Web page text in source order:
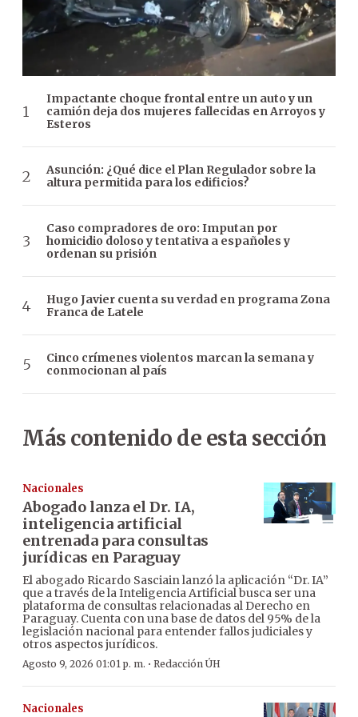
Impactante choque frontal entre un auto y un
camión deja dos mujeres fallecidas en Arroyos y
Esteros
Asunción: ¿Qué dice el Plan Regulador sobre la
altura permitida para los edificios?
Caso compradores de oro: Imputan por
homicidio doloso y tentativa a españoles y
ordenan su prisión
Hugo Javier cuenta su verdad en programa Zona
Franca de Latele
Cinco crímenes violentos marcan la semana y
conmocionan al país
Más contenido de esta sección
Nacionales
Abogado lanza el Dr. IA,
inteligencia artificial
entrenada para consultas
jurídicas en Paraguay
El abogado Ricardo Sasciain lanzó la aplicación “Dr. IA”
que a través de la Inteligencia Artificial busca ser una
plataforma de consultas relacionadas al Derecho en
Paraguay. Cuenta con una base de datos del 95% de la
legislación nacional para entender fallos judiciales y
otros aspectos jurídicos.
Agosto 9, 2026 01:01 p. m. · Redacción ÚH
Nacionales